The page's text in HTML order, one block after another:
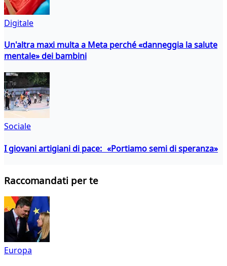
Digitale
Un'altra maxi multa a Meta perché «danneggia la salute
mentale» dei bambini
Sociale
I giovani artigiani di pace: «Portiamo semi di speranza»
Raccomandati per te
Europa